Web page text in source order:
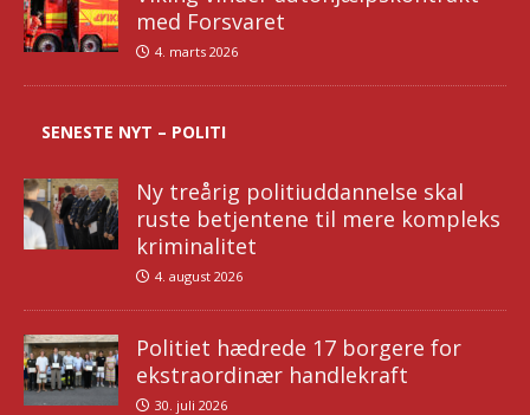
med Forsvaret
4. marts 2026
SENESTE NYT – POLITI
Ny treårig politiuddannelse skal
ruste betjentene til mere kompleks
kriminalitet
4. august 2026
Politiet hædrede 17 borgere for
ekstraordinær handlekraft
30. juli 2026